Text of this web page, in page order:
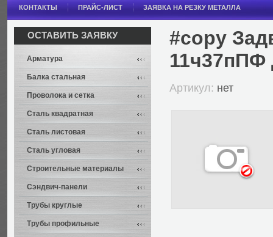
Стоимость Арматуры (А-I, А-III) на май 2021 г. - от
Стоимость Балки на май 2021 г. - от 114 000 рублей
Широкополочная - от 114 000 рублей за тонну.
КОНТАКТЫ ПРАЙС-ЛИСТ ЗАЯВКА НА РЕЗКУ МЕТАЛЛА
#copy
Артикул: нет
ОСТАВИТЬ ЗАЯВКУ
Арматура
Балка стальная
Проволока и сетка
Сталь квадратная
Сталь листовая
Сталь угловая
Строительные материалы
Сэндвич-панели
Трубы круглые
Трубы профильные